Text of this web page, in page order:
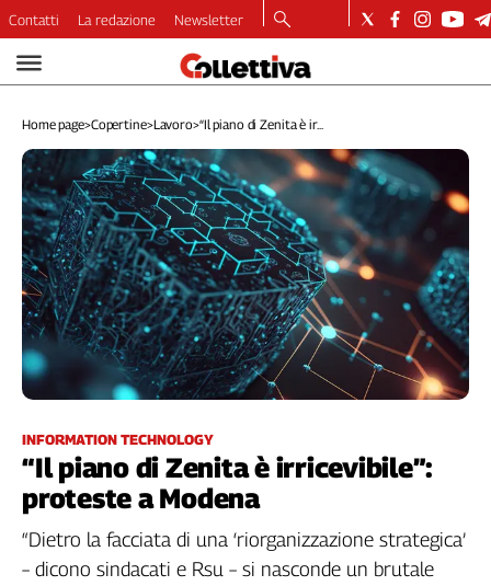
Video
Dirette
Longform
Copertine
Economia
Lavoro
Ambiente
Diritti
Welfare
Italia
Internazionale
Categorie
Filcams
Filctem
Fillea
Contatti La redazione Newsletter
Home page>Copertine>Lavoro>“Il piano di Zenita è ir...
INFORMATION TECHNOLOGY
“Il piano di Zenita è irricevibile”:
proteste a Modena
“Dietro la facciata di una ‘riorganizzazione strategica’
– dicono sindacati e Rsu – si nasconde un brutale